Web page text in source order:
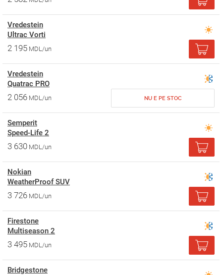
Vredestein
Ultrac Vorti
2 195 MDL/un
Vredestein
Quatrac PRO
2 056 MDL/un NU E PE STOC
Semperit
Speed-Life 2
3 630 MDL/un
Nokian
WeatherProof SUV
3 726 MDL/un
Firestone
Multiseason 2
3 495 MDL/un
Bridgestone